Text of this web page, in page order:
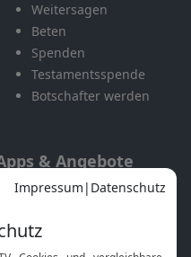
Weitersagen
Beten
Spenden
Testamentsspende
Botschafter werden
& Angebote
Mobile App